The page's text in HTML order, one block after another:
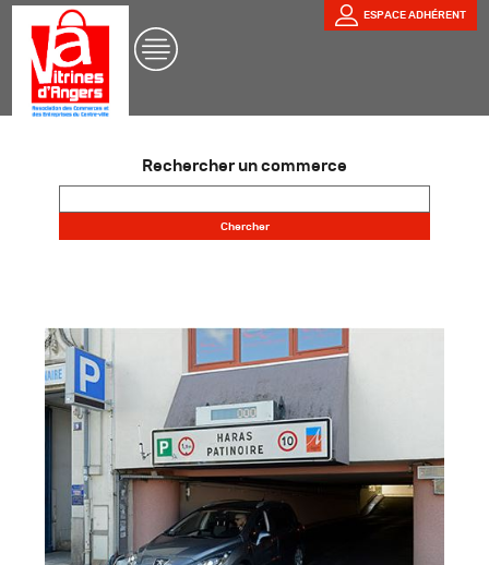
ESPACE ADHÉRENT
Rechercher un commerce